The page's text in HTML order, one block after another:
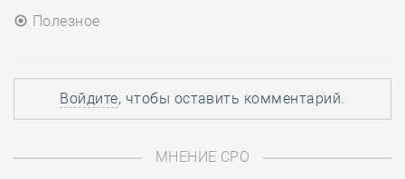
Полезное
Войдите, чтобы оставить комментарий.
МНЕНИЕ СРО